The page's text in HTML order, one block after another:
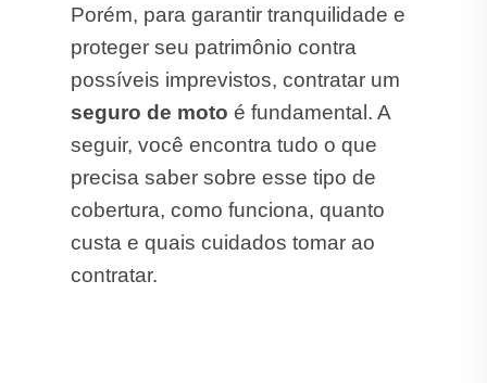
Porém, para garantir tranquilidade e
proteger seu patrimônio contra
possíveis imprevistos, contratar um
seguro de moto é fundamental. A
seguir, você encontra tudo o que
precisa saber sobre esse tipo de
cobertura, como funciona, quanto
custa e quais cuidados tomar ao
contratar.